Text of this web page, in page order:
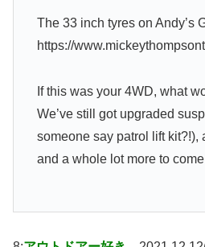
The 33 inch tyres on Andy’s
https://
If this was your 4WD, what
We’ve still got upgraded
someone say patrol lift kit?!),
and a whole lot more to